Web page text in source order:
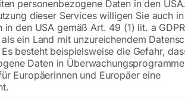
€ 1.500,00
inkl. MwSt. Kostenloser Versand
Lieferzeit:ca. 2 - 3 Tage
personenbezogene Daten in den
dieser Services willigen Sie auch
in den USA gemäß Art. 49 (1) lit. a
ein Land mit unzureichendem
besteht beispielsweise die Gefahr,
Daten in
Europäerinnen und Europäer eine